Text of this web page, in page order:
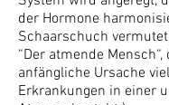
der Hormone
Schaarschuch
“Der atmende Mensch“,
anfängliche Ursache
Erkrankungen in einer